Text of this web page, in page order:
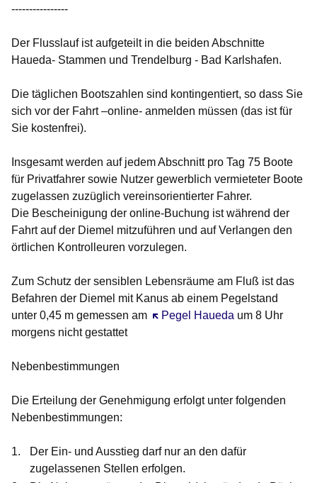
----------------
Der Flusslauf ist aufgeteilt in die beiden Abschnitte
Haueda- Stammen und Trendelburg - Bad Karlshafen.
Die täglichen Bootszahlen sind kontingentiert, so dass Sie
sich vor der Fahrt –online- anmelden müssen (das ist für
Sie kostenfrei).
Insgesamt werden auf jedem Abschnitt pro Tag 75 Boote
für Privatfahrer sowie Nutzer gewerblich vermieteter Boote
zugelassen zuzüglich vereinsorientierter Fahrer.
Die Bescheinigung der online-Buchung ist während der
Fahrt auf der Diemel mitzuführen und auf Verlangen den
örtlichen Kontrolleuren vorzulegen.
Zum Schutz der sensiblen Lebensräume am Fluß ist das
Befahren der Diemel mit Kanus ab einem Pegelstand
unter 0,45 m gemessen am
Pegel Haueda
Öffnet sich in einem neuen
um 8 Uhr
morgens nicht gestattet
Nebenbestimmungen
Die Erteilung der Genehmigung erfolgt unter folgenden
Nebenbestimmungen:
Der Ein- und Ausstieg darf nur an den dafür
zugelassenen Stellen erfolgen.